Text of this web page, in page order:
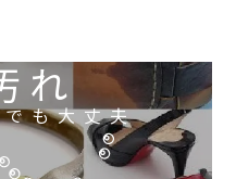
れ
も大丈夫